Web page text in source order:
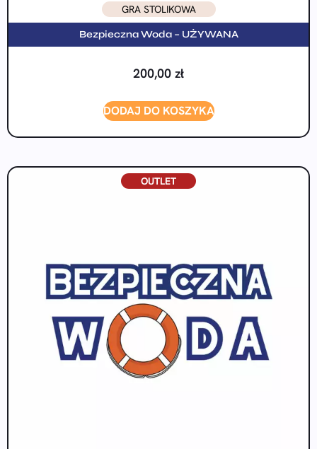
GRA STOLIKOWA
Bezpieczna Woda – UŻYWANA
200,00 zł
DODAJ DO KOSZYKA
OUTLET